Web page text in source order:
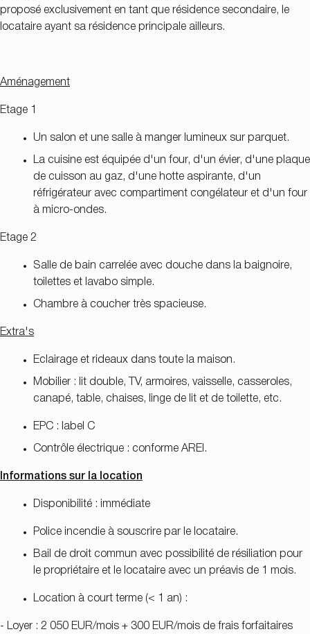
proposé exclusivement en tant que résidence secondaire, le
locataire ayant sa résidence principale ailleurs.
Aménagement
Etage 1
Un salon et une salle à manger lumineux sur parquet.
La cuisine est équipée d'un four, d'un évier, d'une plaque
de cuisson au gaz, d'une hotte aspirante, d'un
réfrigérateur avec compartiment congélateur et d'un four
à micro-ondes.
Etage 2
Salle de bain carrelée avec douche dans la baignoire,
toilettes et lavabo simple.
Chambre à coucher très spacieuse.
Extra's
Eclairage et rideaux dans toute la maison.
Mobilier : lit double, TV, armoires, vaisselle, casseroles,
canapé, table, chaises, linge de lit et de toilette, etc.
EPC : label C
Contrôle électrique : conforme AREI.
Informations sur la location
Disponibilité : immédiate
Police incendie à souscrire par le locataire.
Bail de droit commun avec possibilité de résiliation pour
le propriétaire et le locataire avec un préavis de 1 mois.
Location à court terme (< 1 an) :
- Loyer : 2 050 EUR/mois + 300 EUR/mois de frais forfaitaires